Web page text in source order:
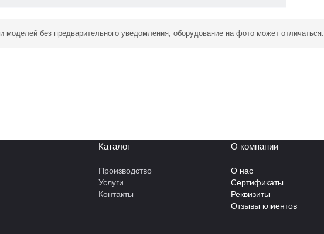
моделей без предварительного уведомления, оборудование на фото может отличаться.
Каталог
Производство
Услуги
Контакты
О компании
О нас
Сертификаты
Реквизиты
Отзывы клиентов